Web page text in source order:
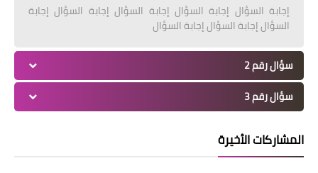
إجابة السؤال إجابة السؤال إجابة السؤال إجابة السؤال إجابة
السؤال إجابة السؤال إجابة السؤال
سؤال رقم 2
سؤال رقم 3
المشاركات الأخيرة